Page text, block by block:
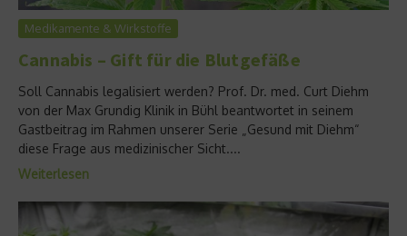
Medikamente & Wirkstoffe
Cannabis – Gift für die Blutgefäße
Soll Cannabis legalisiert werden? Prof. Dr. med. Curt Diehm
von der Max Grundig Klinik in Bühl beantwortet in seinem
Gastbeitrag im Rahmen unserer Serie „Gesund mit Diehm“
diese Frage aus medizinischer Sicht....
Weiterlesen